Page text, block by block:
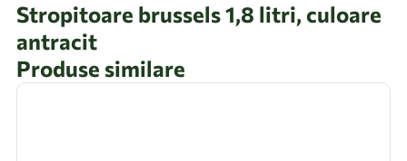
Stropitoare brussels 1,8 litri, culoare
antracit
Produse similare